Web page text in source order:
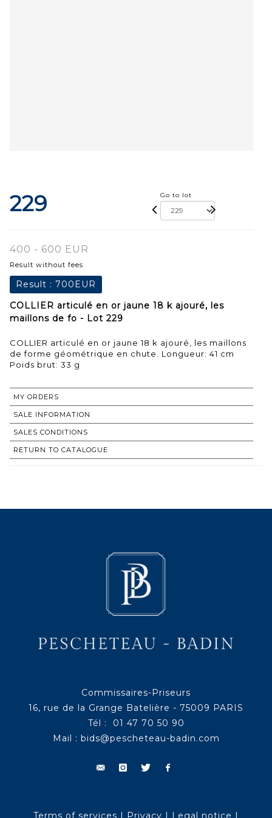
229 Go to lot
400 - 600 EUR
Result without fees
Result : 700EUR
COLLIER articulé en or jaune 18 k ajouré, les
maillons de fo - Lot 229
COLLIER articulé en or jaune 18 k ajouré, les maillons
de forme géométrique en chute. Longueur: 41 cm
Poids brut: 33 g
MY ORDERS
SALE INFORMATION
SALES CONDITIONS
RETURN TO CATALOGUE
Commissaires-Priseurs
16, rue de la Grange Batelière - 75009 PARIS
Tél : 01 47 70 50 90
Mail : bids@pescheteau-badin.com
Terms of services | Privacy | Legal notice |